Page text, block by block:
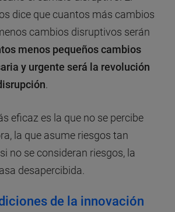
dice que cuantos más cambios
cambios disruptivos serán
menos pequeños cambios
y urgente será la revolución
eficaz es la que no se percibe
la que asume riesgos tan
no se consideran riesgos, la
desapercibida.
de la innovación